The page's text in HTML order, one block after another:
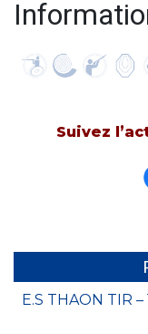
Suivez
E.S THAON TIR